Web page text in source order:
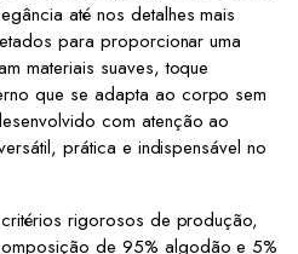
até nos detalhes mais
para proporcionar uma
materiais suaves, toque
que se adapta ao corpo sem
com atenção ao
prática e indispensável no
rigorosos de produção,
de 95% algodão e 5%